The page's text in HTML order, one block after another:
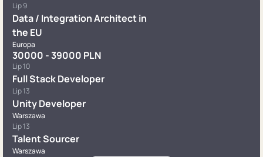
Lip 9
Data / Integration Architect in
the EU
Europa
30000 - 39000 PLN
Lip 10
Full Stack Developer
Lip 13
Unity Developer
Warszawa
Lip 13
Talent Sourcer
Warszawa